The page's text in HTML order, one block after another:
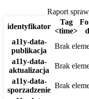
Raport
identyfikator
Tag
<time>
a11y-data-
publikacja
Brak
a11y-data-
aktualizacja
Brak
a11y-data-
sporzadzenie
Brak